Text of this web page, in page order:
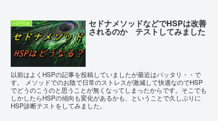
HSP関連 セドナメソッドなどでHSPは改善
されるのか テストしてみました
以前はよくHSPの記事を投稿していましたが最近はパッタリ・・で
す。 メソッドでのお陰で日常のストレスが激減して快適なのでHSP
でどうのこうのと思うことが無くなってしまったからです。そこでも
しかしたらHSPの傾向も変化があるかも、ということで久しぶりに
HSP診断テストをしてみました。